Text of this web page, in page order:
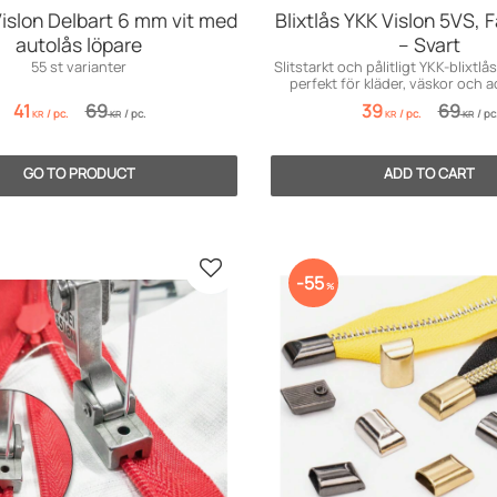
Delbart 6 mm vit med
autolås löpare
55 st varianter
41 KR /pc. 69KR /pc.
Blixtlås YKK Vislon 5VS,
– Svart
Slitstarkt och pålitligt YKK-
perfekt för kläder, väskor och
Plasttänder 5VS, 18 cm lång,
39KR /pc. 69KR /pc.
Add to favorites
55%